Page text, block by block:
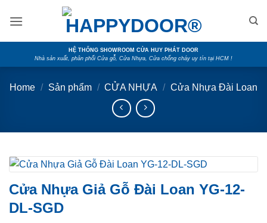
HỆ THỐNG SHOWROOM CỬA HUY PHÁT DOOR
Nhà sản xuất, phân phối Cửa gỗ, Cửa Nhựa, Cửa chống cháy uy tín tại HCM !
Home / Sản phẩm / CỬA NHỰA / Cửa Nhựa Đài Loan
Cửa Nhựa Giả Gỗ Đài Loan YG-12-
DL-SGD